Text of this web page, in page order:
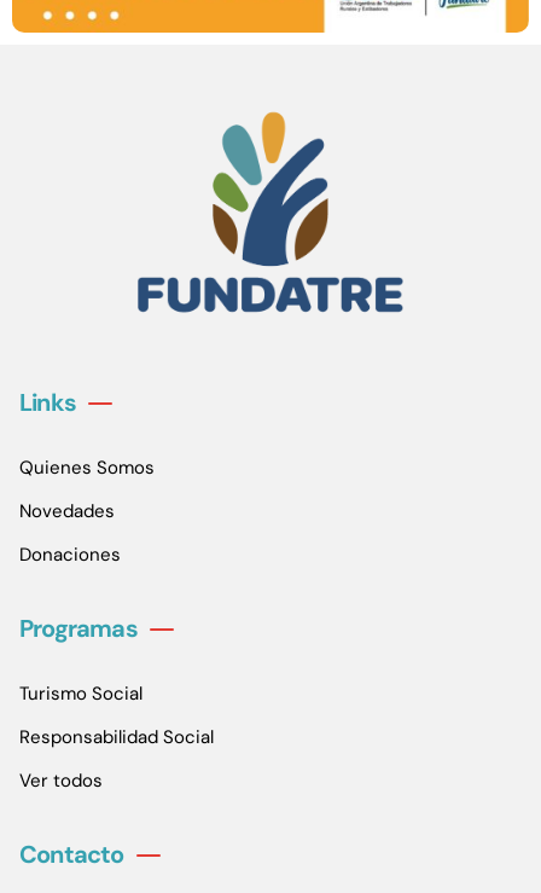
Links
Quienes Somos
Novedades
Donaciones
Programas
Turismo Social
Responsabilidad Social
Ver todos
Contacto